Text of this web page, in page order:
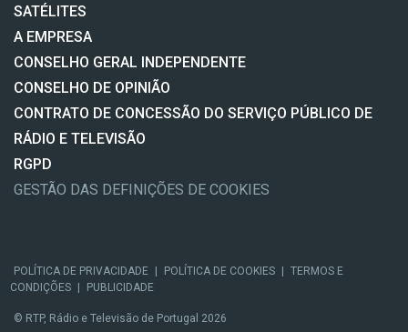
SATÉLITES
A EMPRESA
CONSELHO GERAL INDEPENDENTE
CONSELHO DE OPINIÃO
CONTRATO DE CONCESSÃO DO SERVIÇO PÚBLICO DE
RÁDIO E TELEVISÃO
RGPD
GESTÃO DAS DEFINIÇÕES DE COOKIES
POLÍTICA DE PRIVACIDADE POLÍTICA DE COOKIES
TERMOS E
CONDIÇÕES
PUBLICIDADE
© RTP, Rádio e Televisão de Portugal 2026